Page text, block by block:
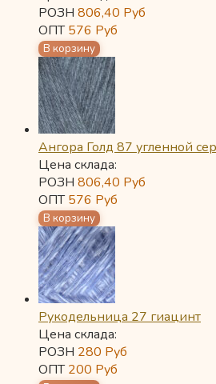
РОЗН 806,40 Руб
ОПТ576 Руб
Ангора Голд 87 угленной
Цена склада:
РОЗН 806,40 Руб
ОПТ576 Руб
Рукодельница 27 гиацинт
Цена склада:
РОЗН 280 Руб
ОПТ200 Руб